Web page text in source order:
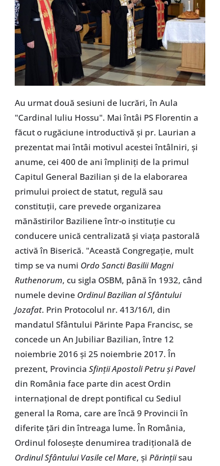
Au urmat două sesiuni de lucrări, în Aula
"Cardinal Iuliu Hossu". Mai întâi PS Florentin a
făcut o rugăciune introductivă și pr. Laurian a
prezentat mai întâi motivul acestei întâlniri, și
anume, cei 400 de ani împliniți de la primul
Capitul General Bazilian și de la elaborarea
primului proiect de statut, regulă sau
constituții, care prevede organizarea
mănăstirilor Baziliene într-o instituție cu
conducere unică centralizată și viața pastorală
activă în Biserică. "Această Congregație, mult
timp se va numi Ordo Sancti Basilii Magni
Ruthenorum, cu sigla OSBM, până în 1932, când
numele devine Ordinul Bazilian al Sfântului
Jozafat. Prin Protocolul nr. 413/16/I, din
mandatul Sfântului Părinte Papa Francisc, se
concede un An Jubiliar Bazilian, între 12
noiembrie 2016 și 25 noiembrie 2017. În
prezent, Provincia Sfinții Apostoli Petru și Pavel
din România face parte din acest Ordin
internațional de drept pontifical cu Sediul
general la Roma, care are încă 9 Provincii în
diferite țări din întreaga lume. În România,
Ordinul folosește denumirea tradițională de
Ordinul Sfântului Vasile cel Mare, și Părințiisau